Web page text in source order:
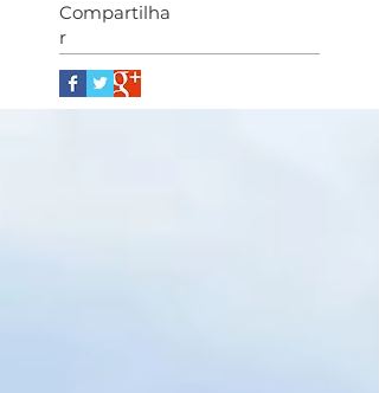
Compartilha
r